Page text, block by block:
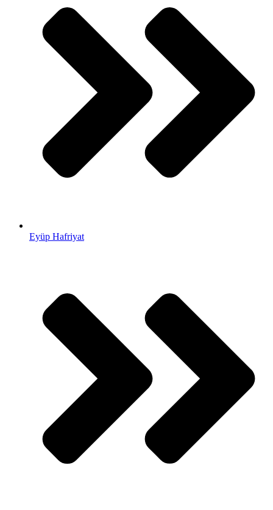
Eyüp Hafriyat